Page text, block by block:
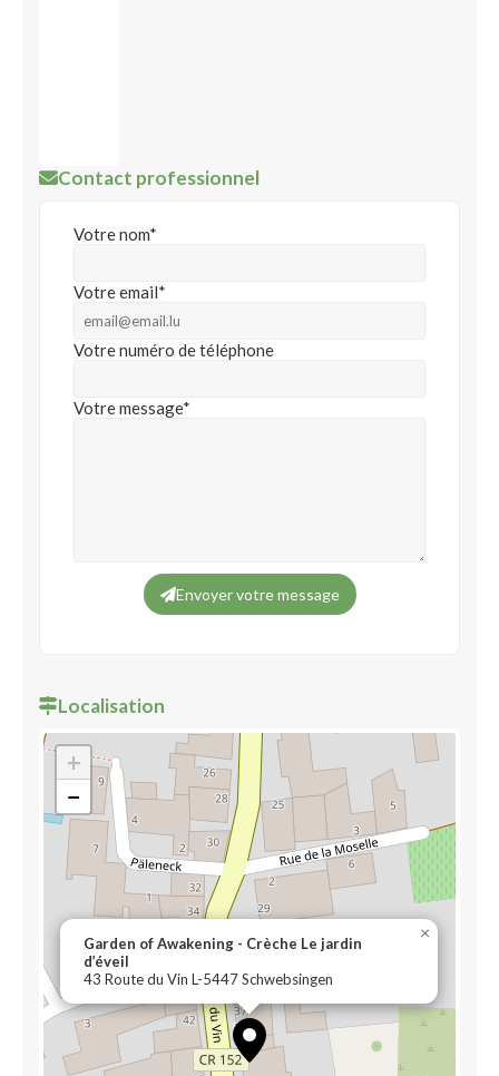
Contact professionnel
Votre nom*
Votre email*
Votre numéro de téléphone
Votre message*
Envoyer votre message
Localisation
Garden of Awakening - Crèche Le jardin
d’éveil
43 Route du Vin L-5447 Schwebsingen
×
+
−